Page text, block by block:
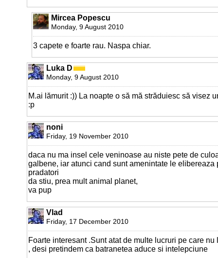
Mircea Popescu
Monday, 9 August 2010
3 capete e foarte rau. Naspa chiar.
Luka D
Monday, 9 August 2010
M.ai lămurit :)) La noapte o să mă străduiesc să visez
:p
noni
Friday, 19 November 2010
daca nu ma insel cele veninoase au niste pete de
galbene, iar atunci cand sunt amenintate le elibereaza
pradatori
da stiu, prea mult animal planet,
va pup
Vlad
Friday, 17 December 2010
Foarte interesant .Sunt atat de multe lucruri pe care
, desi pretindem ca batranetea aduce si intelepciune